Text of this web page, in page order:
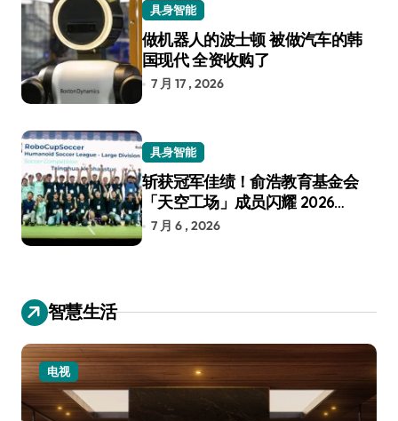
具身智能
做机器人的波士顿 被做汽车的韩
国现代 全资收购了
7 月 17 , 2026
具身智能
斩获冠军佳绩！俞浩教育基金会
「天空工场」成员闪耀 2026
RoboCup 机器人世界杯
7 月 6 , 2026
智慧生活
电视